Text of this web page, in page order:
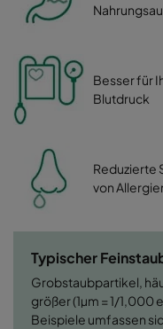
Besser für
Blutdruck
Reduzierte
von
Typischer
Grobstaubpartikel,
größer (1µm = 1/1,000
Beispiele umfassen